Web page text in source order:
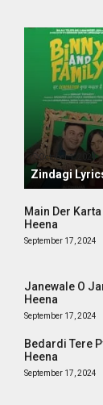
October 1, 2024
Zindagi
Main Der
Heena
September 17, 2024
Janewale O
Heena
September 17, 2024
Bedardi Tere
Heena
September 17, 2024